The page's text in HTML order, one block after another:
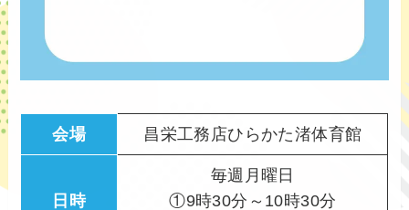
会場 昌栄工務店ひらかた渚体育館
日時
毎週月曜日
①9時30分～10時30分